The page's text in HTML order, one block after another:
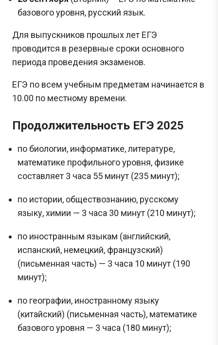
базового уровня, русский язык.
Для выпускников прошлых лет ЕГЭ
проводится в резервные сроки основного
периода проведения экзаменов.
ЕГЭ по всем учебным предметам начинается в
10.00 по местному времени.
Продолжительность ЕГЭ 2025
по биологии, информатике, литературе,
математике профильного уровня, физике
составляет 3 часа 55 минут (235 минут);
по истории, обществознанию, русскому
языку, химии — 3 часа 30 минут (210 минут);
по иностранным языкам (английский,
испанский, немецкий, французский)
(письменная часть) — 3 часа 10 минут (190
минут);
по географии, иностранному языку
(китайский) (письменная часть), математике
базового уровня — 3 часа (180 минут);
Сливы ЕГЭ в Telegram
*
Подпишись и получай бесплатно
задания с Дальнего востока!
Задания с Дальнего востока присылаются выпускниками, уже прошедшими
экзамен, и представляют собой тексты заданий, которые они запомнили. До
начала проведения ЕГЭ на Дальнем востоке публикация реальных заданий не
Перейти